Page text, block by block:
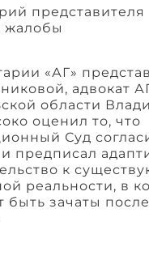
представителя
жалобы
«АГ»
адвокат
области
оценил то, что
Суд
предписал
к
реальности, в
быть зачаты